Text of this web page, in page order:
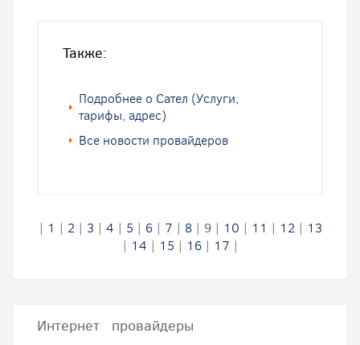
Также:
Подробнее о Сател (Услуги,
тарифы, адрес)
Все новости провайдеров
| 1 | 2| 3 | 4 | 5 | 6| 7 | 8| 9| 10 | 11 | 12| 13
| 14 | 15 | 16| 17 |
Интернет провайдеры